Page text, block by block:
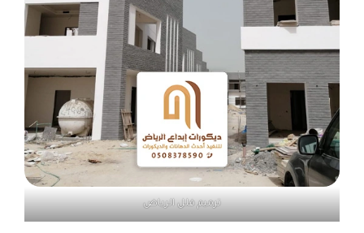
ترميم فلل الرياض